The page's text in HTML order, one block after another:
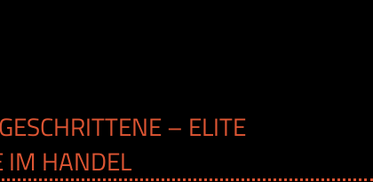
– ELITE
IM HANDEL